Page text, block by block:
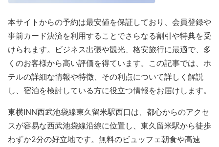
本サイトからの予約は最安値を保証しており、会員登録や
事前カード決済を利用することでさらなる割引や特典を受
けられます。ビジネス出張や観光、格安旅行に最適で、多
くのお客様から高い評価を得ています。この記事では、ホ
テルの詳細な情報や特徴、その利点について詳しく解説
し、宿泊を検討している方に役立つ情報をお届けします。
東横INN西武池袋線東久留米駅西口は、都心からのアクセ
スが容易な西武池袋線沿線に位置し、東久留米駅から徒歩
わずか2分の好立地です。無料のビュッフェ朝食や高速